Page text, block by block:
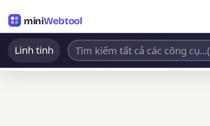
miniWebtool
Linh tinh